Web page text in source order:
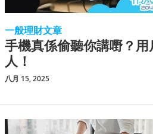
一般理財文章
手機真係偷聽你講嘢？
人！
八月 15, 2025